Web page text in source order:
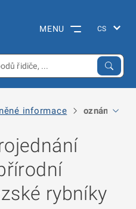
MENU
informace oznámení o
rybníky